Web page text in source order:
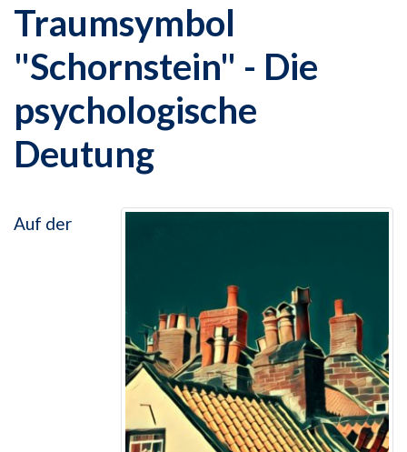
Traumsymbol
"Schornstein" - Die
psychologische
Deutung
Auf der